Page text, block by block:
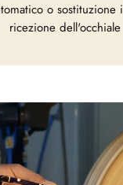
o sostituzione
ricezione dell'occhiale